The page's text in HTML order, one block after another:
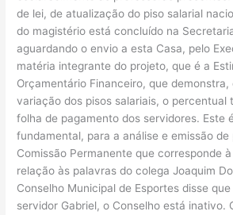
de lei, de atualização do piso salarial
do magistério está concluído na
aguardando o envio a esta Casa, pelo
matéria integrante do projeto, que é a
Orçamentário Financeiro, que
variação dos pisos salariais, o percentual
folha de pagamento dos servidores. Este
fundamental, para a análise e emissão de
Comissão Permanente que corresponde
relação às palavras do colega Joaquim
Conselho Municipal de Esportes disse
servidor Gabriel, o Conselho está inativo.